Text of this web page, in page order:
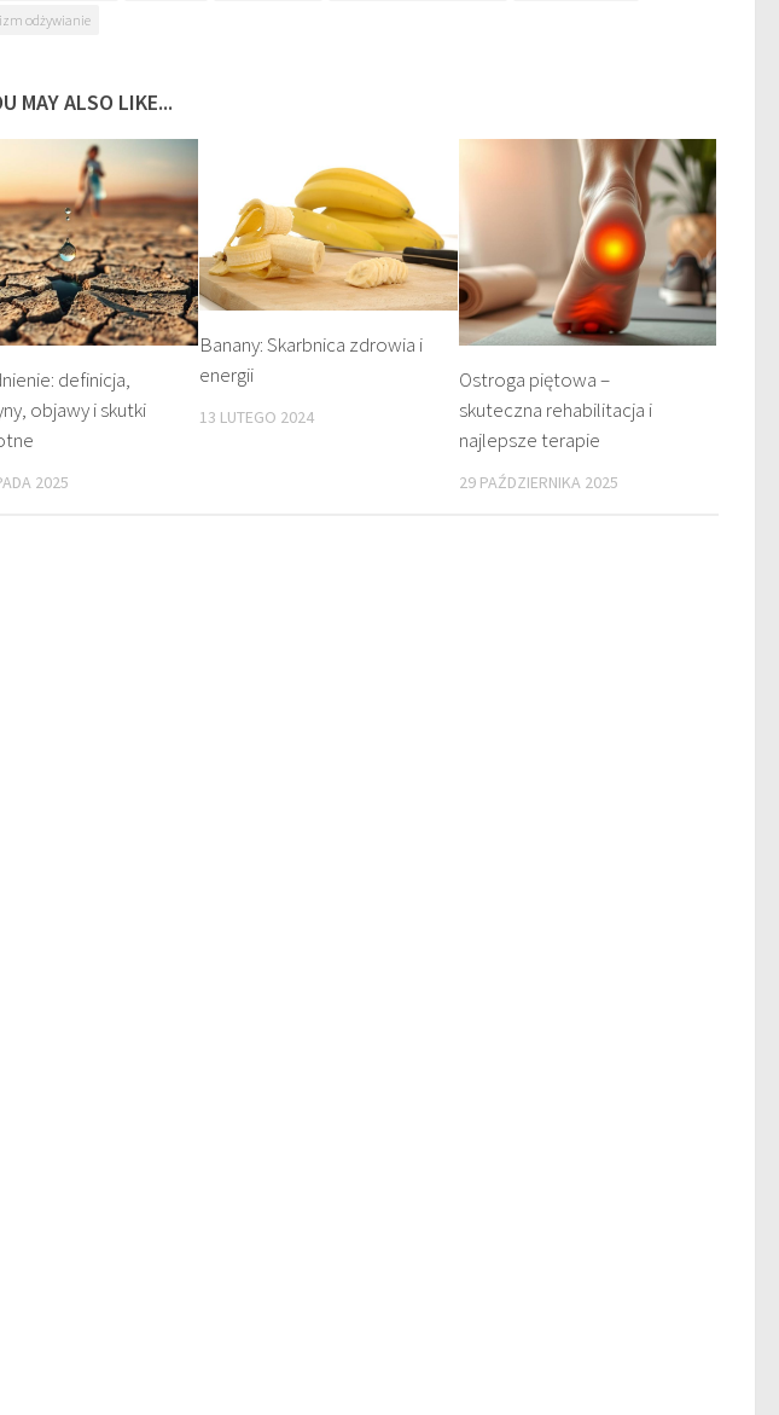
odżywianie
MAY ALSO LIKE...
definicja,
objawy i skutki
2025
Banany: Skarbnica zdrowia i
energii
13 LUTEGO 2024
Ostroga piętowa –
skuteczna rehabilitacja i
najlepsze terapie
29 PAŹDZIERNIKA 2025